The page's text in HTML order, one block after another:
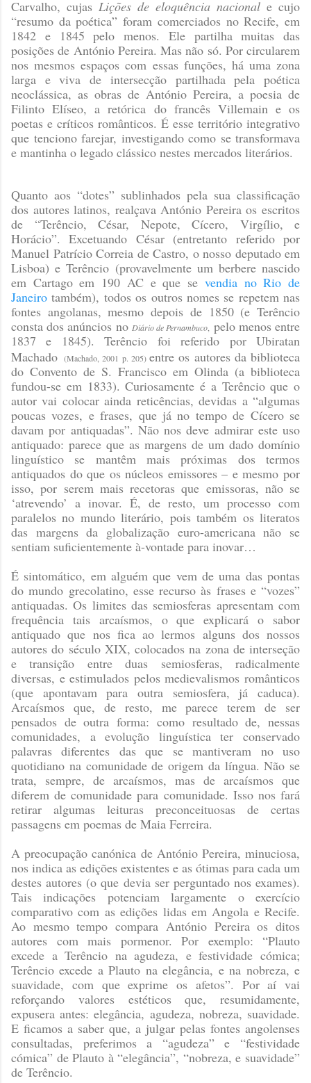
Carvalho, cujas Lições de eloquência nacional e cujo
“resumo da poética” foram comerciados no Recife, em
1842 e 1845 pelo menos. Ele partilha muitas das
posições de António Pereira. Mas não só. Por circularem
nos mesmos espaços com essas funções, há uma zona
larga e viva de intersecção partilhada pela poética
neoclássica, as obras de António Pereira, a poesia de
Filinto Elíseo, a retórica do francês Villemain e os
poetas e críticos românticos. É esse território integrativo
que tenciono farejar, investigando como se transformava
e mantinha o legado clássico nestes mercados literários.
Quanto aos “dotes” sublinhados pela sua classificação
dos autores latinos, realçava António Pereira os escritos
de “Terêncio, César, Nepote, Cícero, Virgílio, e
Horácio”. Excetuando César (entretanto referido por
Manuel Patrício Correia de Castro, o nosso deputado em
Lisboa) e Terêncio (provavelmente um berbere nascido
em Cartago em 190 AC e que se vendia no Rio de
Janeiro também), todos os outros nomes se repetem nas
fontes angolanas, mesmo depois de 1850 (e Terêncio
consta dos anúncios no Diário de Pernambuco pelo menos entre
1837 e 1845). Terêncio foi referido por Ubiratan
Machado (Machado, 2001 p. 205) entre os autores da biblioteca
do Convento de S. Francisco em Olinda (a biblioteca
fundou-se em 1833). Curiosamente é a Terêncio que o
autor vai colocar ainda reticências, devidas a “algumas
poucas vozes, e frases, que já no tempo de Cícero se
davam por antiquadas”. Não nos deve admirar este uso
antiquado: parece que as margens de um dado domínio
linguístico se mantêm mais próximas dos termos
antiquados do que os núcleos emissores – e mesmo por
isso, por serem mais recetoras que emissoras, não se
‘atrevendo’ a inovar. É, de resto, um processo com
paralelos no mundo literário, pois também os literatos
das margens da globalização euro-americana não se
sentiam suficientemente à-vontade para inovar…
É sintomático, em alguém que vem de uma das pontas
do mundo grecolatino, esse recurso às frases e “vozes”
antiquadas. Os limites das semiosferas apresentam com
frequência tais arcaísmos, o que explicará o sabor
antiquado que nos fica ao lermos alguns dos nossos
autores do século XIX, colocados na zona de interseção
e transição entre duas semiosferas, radicalmente
diversas, e estimulados pelos medievalismos românticos
(que apontavam para outra semiosfera, já caduca).
Arcaísmos que, de resto, me parece terem de ser
pensados de outra forma: como resultado de, nessas
comunidades, a evolução linguística ter conservado
palavras diferentes das que se mantiveram no uso
quotidiano na comunidade de origem da língua. Não se
trata, sempre, de arcaísmos, mas de arcaísmos que
diferem de comunidade para comunidade. Isso nos fará
retirar algumas leituras preconceituosas de certas
passagens em poemas de Maia Ferreira.
A preocupação canónica de António Pereira, minuciosa,
nos indica as edições existentes e as ótimas para cada um
destes autores (o que devia ser perguntado nos exames).
Tais indicações potenciam largamente o exercício
comparativo com as edições lidas em Angola e Recife.
Ao mesmo tempo compara António Pereira os ditos
autores com mais pormenor. Por exemplo: “Plauto
excede a Terêncio na agudeza, e festividade cómica;
Terêncio excede a Plauto na elegância, e na nobreza, e
suavidade, com que exprime os afetos”. Por aí vai
reforçando valores estéticos que, resumidamente,
expusera antes: elegância, agudeza, nobreza, suavidade.
E ficamos a saber que, a julgar pelas fontes angolenses
consultadas, preferimos a “agudeza” e “festividade
cómica” de Plauto à “elegância”, “nobreza, e suavidade”
de Terêncio.